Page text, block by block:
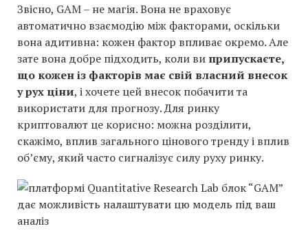
Звісно, GAM – не магія. Вона не враховує
автоматично взаємодію між факторами, оскільки
вона адитивна: кожен фактор впливає окремо. Але
зате вона добре підходить, коли ви припускаєте,
що кожен із факторів має свій власний внесок
у рух ціни, і хочете цей внесок побачити та
використати для прогнозу. Для ринку
криптовалют це корисно: можна розділити,
скажімо, вплив загального цінового тренду і вплив
об’єму, який часто сигналізує силу руху ринку.